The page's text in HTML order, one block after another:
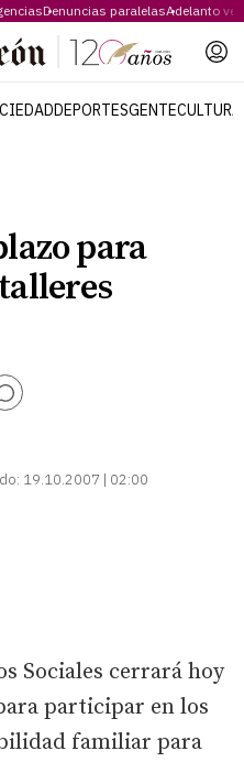
Denuncias paralelasAdelanto
DEPORTESGENTECULTURA
para
19.10.2007 | 02:00
Sociales cerrará hoy
participar en los
familiar para